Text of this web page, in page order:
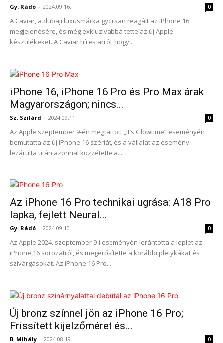
Gy. Rádó - 2024.09.16. 0
A Caviar, a dubaji luxusmárka gyorsan reagált az iPhone 16
megjelenésére, és még exkluzívabbá tette az új Apple
készülékeket. A Caviar híres arról, hogy...
iPhone 16, iPhone 16 Pro és Pro Max árak
Magyarországon; nincs...
Sz. Szilárd - 2024.09.11. 0
Az Apple szeptember 9-én megtartott „It’s Glowtime” eseményén
bemutatta az új iPhone 16 szériát, és a vállalat az esemény
lezárulta után azonnal közzétette a...
Az iPhone 16 Pro technikai ugrása: A18 Pro
lapka, fejlett Neural...
Gy. Rádó - 2024.09.10. 0
Az Apple 2024. szeptember 9-i eseményén lerántotta a leplet az
iPhone 16 sorozatról, és megerősítette a korábbi pletykákat és
szivárgásokat. Az iPhone 16 Pro...
Új bronz színnel jön az iPhone 16 Pro;
Frissített kijelzőméret és...
B. Mihály - 2024.08.19. 0